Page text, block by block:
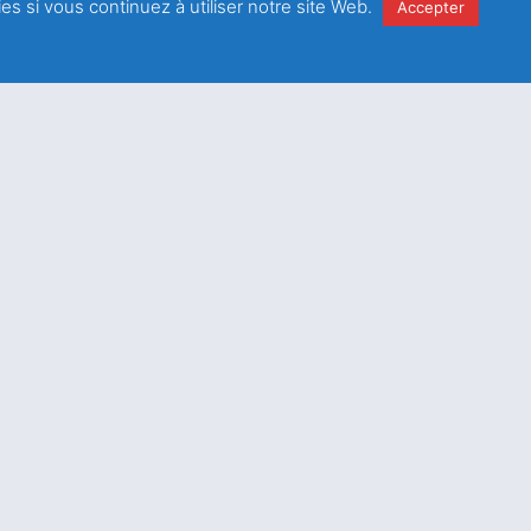
si vous continuez à utiliser notre site Web.
Accepter